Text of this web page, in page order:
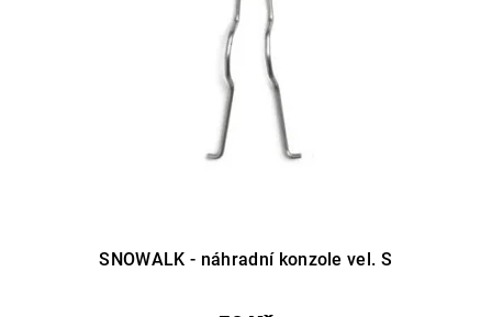
SNOWALK - náhradní konzole vel. S